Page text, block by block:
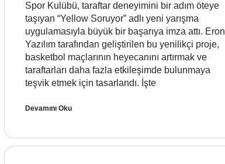
Spor Kulübü, taraftar deneyimini bir adım öteye
taşıyan “Yellow Soruyor” adlı yeni yarışma
uygulamasıyla büyük bir başarıya imza attı. Eron
Yazılım tarafından geliştirilen bu yenilikçi proje,
basketbol maçlarının heyecanını artırmak ve
taraftarları daha fazla etkileşimde bulunmaya
teşvik etmek için tasarlandı. İşte
Devamını Oku